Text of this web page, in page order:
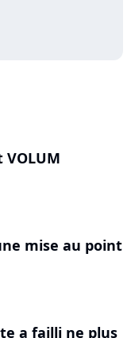
mise au point
a failli ne plus